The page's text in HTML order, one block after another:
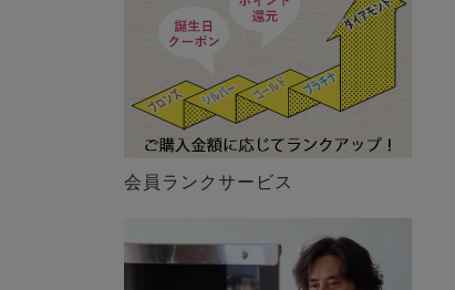
会員ランクサービス